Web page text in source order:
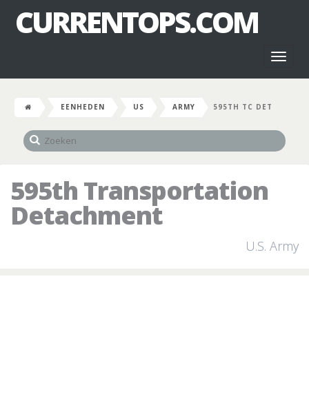
CURRENTOPS.COM
EENHEDEN US ARMY 595TH TC DET
595th Transportation
Detachment
U.S. Army